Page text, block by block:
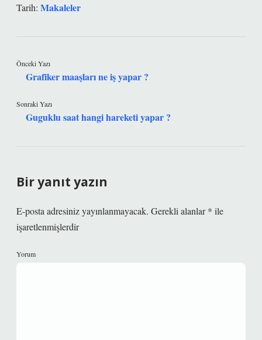
Tarih: Makaleler
Önceki Yazı
Grafiker maaşları ne iş yapar ?
Sonraki Yazı
Guguklu saat hangi hareketi yapar ?
Bir yanıt yazın
E-posta adresiniz yayınlanmayacak. Gerekli alanlar* ile
işaretlenmişlerdir
Yorum